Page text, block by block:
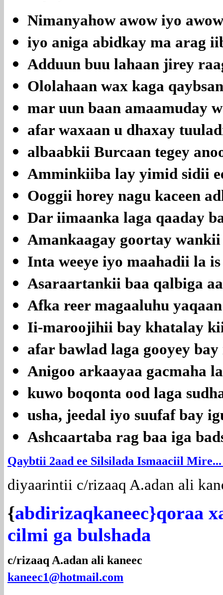
Nimanyahow awow iyo
iyo aniga abidkay ma arag
Adduun buu lahaan jirey
Ololahaan wax kaga
mar uun baan amaamuday
afar waxaan u dhaxay
albaabkii Burcaan tegey
Amminkiiba lay yimid sidii
Ooggii horey nagu kaceen
Dar iimaanka laga qaaday
Amankaagay goortay
Inta weeye iyo maahadii la
Asaraartankii baa qalbiga
Afka reer magaaluhu
Ii-maroojihii bay khatalay
afar bawlad laga gooyey bay
Anigoo arkaayaa gacmaha
kuwo boqonta ood laga
usha, jeedal iyo suufaf bay
Ashcaartaba rag baa iga
Qaybtii 2aad ee Silsilada Ismaaciil
diyaarintii c/rizaaq A.adan ali
{abdirizaqkaneec}qoraa
cilmi ga bulshada
c/rizaaq A.adan ali kaneec
kaneec1@hotmail.com